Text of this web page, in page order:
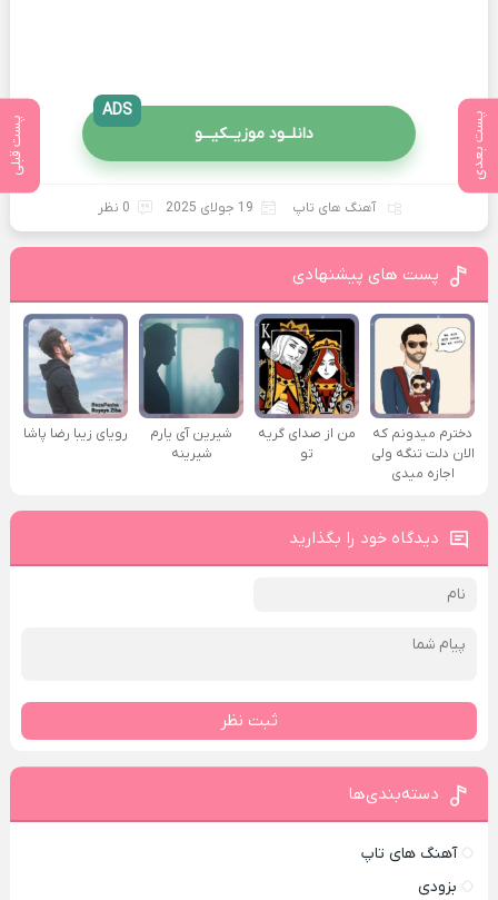
پست بعدی پست قبلی دانلــود موزیــکیـــو
ADS
آهنگ های تاپ 19 جولای 2025 0 نظر
پست های پیشنهادی
دخترم میدونم که
الان دلت تنگه ولی
اجازه میدی
من از صدای گريه
تو
شیرین آی یارم
شیرینه
رویای زیبا رضا پاشا
دیدگاه خود را بگذارید
ثبت نظر
دسته‌بندی‌ها
آهنگ های تاپ
بزودی